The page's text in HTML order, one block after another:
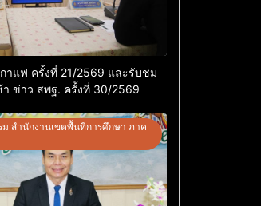
าแฟ ครั้งที่ 21/2569 และรับชม
า ข่าว สพฐ. ครั้งที่ 30/2569
ม สำนักงานเขตพื้นที่การศึกษา ภาค